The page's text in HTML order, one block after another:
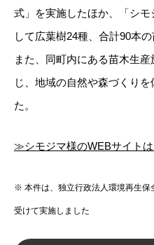
式 」を実施したほか、「シ
して広葉樹24種、合計90本
また、同町内にある苗木生
じ、地域の自然や森づくり
た。
≫シモジマ様のWEBサイトは
※ 本件は、独立行政法人環境再生保
受けて実施しました